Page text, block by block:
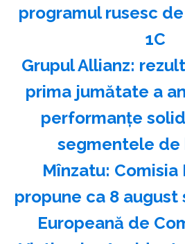
programul rusesc
1C
Grupul Allianz:
prima jumătate a
performanțe
segmentele de
Mînzatu: Comisia
propune ca 8 august
Europeană de